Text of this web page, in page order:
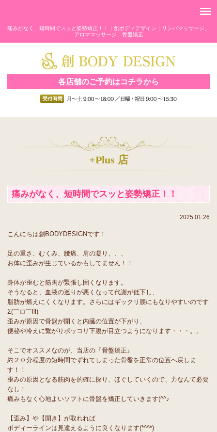
痛みがなく、短時間でスッと姿勢矯正！！｜創ボディデザイン｜リンパマッサージ、
アロママッサージ、骨盤矯正
各店舗のご予約はコチラから
+Plus 店
痛みがなく、短時間でスッと姿勢矯正！！
2025.01.26
こんにちは創BODYDESIGNです！
足の重さ、むくみ、腰痛、肩の凝り、、、
お体に歪みが生じているかもしてません！！
身体が歪むと筋肉が緊張し固くなります。
そうなると、血液の巡りが悪くなって代謝が低下し、
脂肪が燃えにくくなります。さらにはギックリ腰にもなりやすいのです
Σ(￣ロ￣lll)
歪みが原因で骨盤が開くと内臓の位置が下がり、
便秘や冷えに繋がりポッコリ下腹が目立つようになります・・・。。
そこでオススメなのが、当店の『骨盤矯正』
約２０分程度の短時間でずれてしまった骨盤を正常の位置へ戻しま
す！！
歪みの原因となる筋肉を的確に探り、ほぐしていくので、力なんて必要
なし！
痛みもなく心地よいソフトに骨盤を矯正していきます(^^♪
【歪み】や【開き】が取れれば
ボディーラインは見違えるように良くなります(*^^*)